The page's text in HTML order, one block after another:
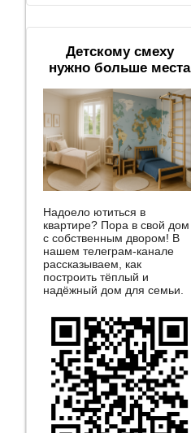
Детскому смеху
нужно больше места
Надоело ютиться в
квартире? Пора в свой дом
с собственным двором! В
нашем телеграм-канале
рассказываем, как
построить тёплый и
надёжный дом для семьи.